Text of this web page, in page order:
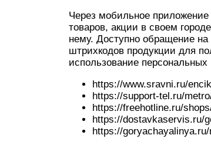
Через мобильное приложение
товаров, акции в своем
нему. Доступно обращение
штрихкодов продукции для
использование персональных
https://www.sravni.ru/
https://support-tel.ru/
https://freehotline.ru/
https://dostavkaservis.ru/
https://